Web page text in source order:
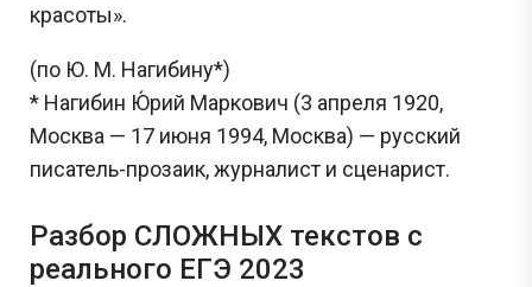
красоты».
(по Ю. М. Нагибину*)
* Нагибин Ю́рий Маркович (3 апреля 1920,
Москва — 17 июня 1994, Москва) — русский
писатель-прозаик, журналист и сценарист.
Разбор СЛОЖНЫХ текстов с
реального ЕГЭ 2023